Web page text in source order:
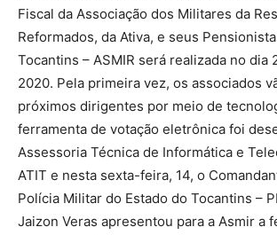
Fiscal da Associação dos Militares da
Reformados, da Ativa, e seus
Tocantins – ASMIR será realizada no dia
2020. Pela primeira vez, os associados
próximos dirigentes por meio de
ferramenta de votação eletrônica foi
Assessoria Técnica de Informática e
ATIT e nesta sexta-feira, 14, o
Polícia Militar do Estado do Tocantins –
Jaizon Veras apresentou para a Asmir a